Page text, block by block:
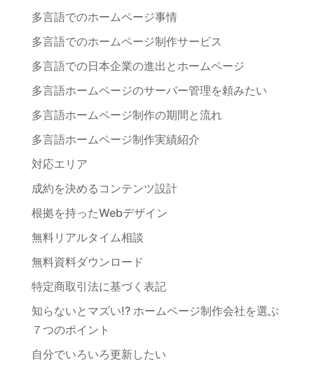
多言語でのホームページ事情
多言語でのホームページ制作サービス
多言語での日本企業の進出とホームページ
多言語ホームページのサーバー管理を頼みたい
多言語ホームページ制作の期間と流れ
多言語ホームページ制作実績紹介
対応エリア
成約を決めるコンテンツ設計
根拠を持ったWebデザイン
無料リアルタイム相談
無料資料ダウンロード
特定商取引法に基づく表記
知らないとマズい!? ホームページ制作会社を選ぶ
７つのポイント
自分でいろいろ更新したい